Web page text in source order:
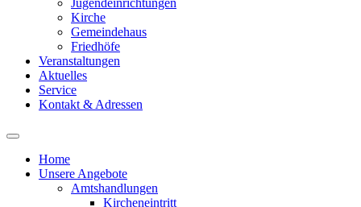
Kirche
Gemeindehaus
Friedhöfe
Veranstaltungen
Aktuelles
Service
Kontakt & Adressen
Home
Unsere Angebote
Amtshandlungen
Kircheneintritt